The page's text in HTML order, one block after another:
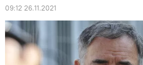
09:12 26.11.2021